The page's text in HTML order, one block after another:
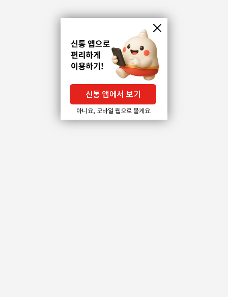
신통 앱에서 보기
아니요, 모바일 웹으로 볼게요.